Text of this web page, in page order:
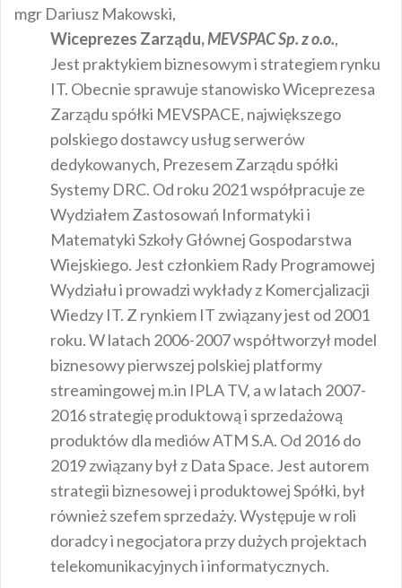
mgr Dariusz Makowski,
Wiceprezes Zarządu,MEVSPAC Sp. z o.o.,
Jest praktykiem biznesowym i strategiem rynku
IT. Obecnie sprawuje stanowisko Wiceprezesa
Zarządu spółki MEVSPACE, największego
polskiego dostawcy usług serwerów
dedykowanych, Prezesem Zarządu spółki
Systemy DRC. Od roku 2021 współpracuje ze
Wydziałem Zastosowań Informatyki i
Matematyki Szkoły Głównej Gospodarstwa
Wiejskiego. Jest członkiem Rady Programowej
Wydziału i prowadzi wykłady z Komercjalizacji
Wiedzy IT. Z rynkiem IT związany jest od 2001
roku. W latach 2006-2007 współtworzył model
biznesowy pierwszej polskiej platformy
streamingowej m.in IPLA TV, a w latach 2007-
2016 strategię produktową i sprzedażową
produktów dla mediów ATM S.A. Od 2016 do
2019 związany był z Data Space. Jest autorem
strategii biznesowej i produktowej Spółki, był
również szefem sprzedaży. Występuje w roli
doradcy i negocjatora przy dużych projektach
telekomunikacyjnych i informatycznych.